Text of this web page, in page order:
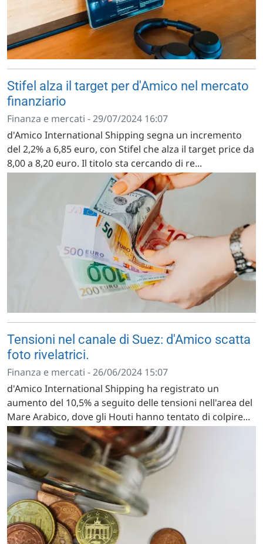
Stifel alza il target per d'Amico nel mercato
finanziario
Finanza e mercati - 29/07/2024 16:07
d'Amico International Shipping segna un incremento
del 2,2% a 6,85 euro, con Stifel che alza il target price da
8,00 a 8,20 euro. Il titolo sta cercando di re...
Tensioni nel canale di Suez: d'Amico scatta
foto rivelatrici.
Finanza e mercati - 26/06/2024 15:07
d'Amico International Shipping ha registrato un
aumento del 10,5% a seguito delle tensioni nell'area del
Mare Arabico, dove gli Houti hanno tentato di colpire...